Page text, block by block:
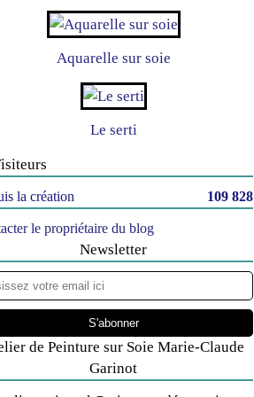
Aquarelle sur soie
Le serti
la création 109 828
le propriétaire du blog
Newsletter
de Peinture sur Soie Marie-Claude
Garinot